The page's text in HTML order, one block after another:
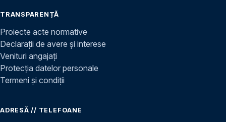
TRANSPARENȚĂ
Proiecte acte normative
Declarații de avere și interese
Venituri angajați
Protecția datelor personale
Termeni și condiții
ADRESĂ // TELEFOANE